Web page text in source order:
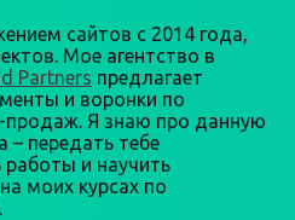
сайтов с 2014 года,
Мое агентство в
Partners предлагает
и воронки по
продаж. Я знаю про данную
– передать тебе
и научить
моих курсах по